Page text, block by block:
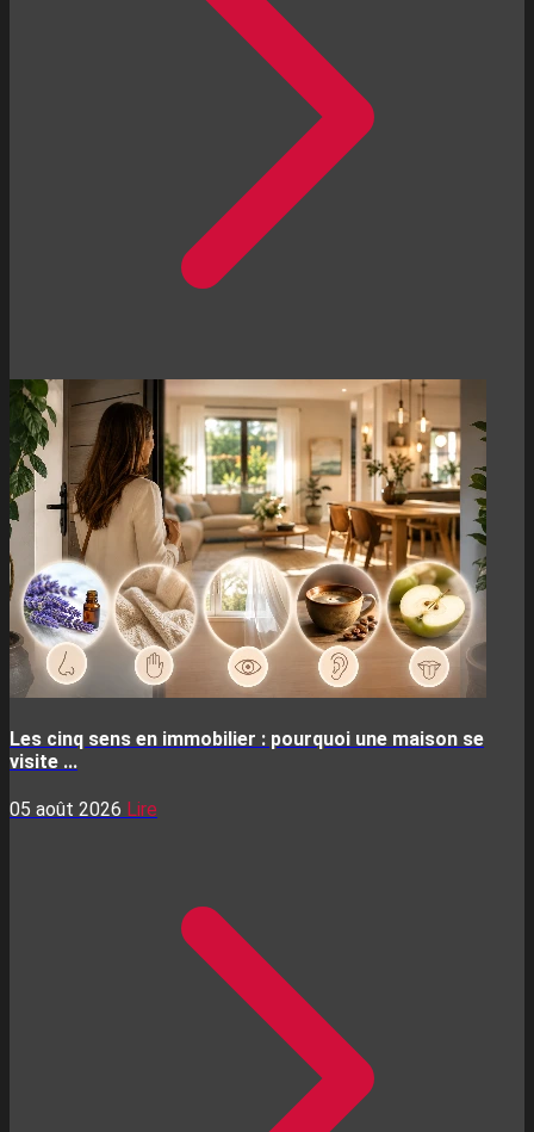
Les cinq sens en immobilier : pourquoi une maison se
visite ...
05 août 2026 Lire